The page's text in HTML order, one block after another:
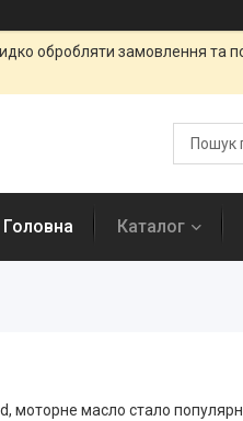
обробляти замовлення та
Головна Каталог
моторне масло стало